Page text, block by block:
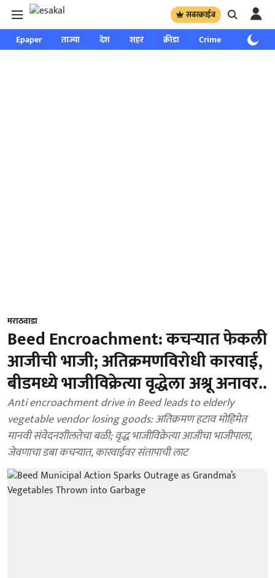
सबस्क्राईब
Epaper ताज्या देश शहर क्रीडा Crime साप्ताहिक
मराठवाडा
Beed Encroachment: कचऱ्यात फेकली
आजीची भाजी; अतिक्रमणविरोधी कारवाई,
बीडमध्ये भाजीविक्रेत्या वृद्धेला अश्रू अनावर..
Anti encroachment drive in Beed leads to elderly
vegetable vendor losing goods: अतिक्रमण हटाव मोहिमेत
मानवी संवेदनशीलतेचा बळी; वृद्ध भाजीविक्रेत्या आजीचा भाजीपाला,
जेवणाचा डबा कचर्‍यात, कारवाईवर संतापाची लाट